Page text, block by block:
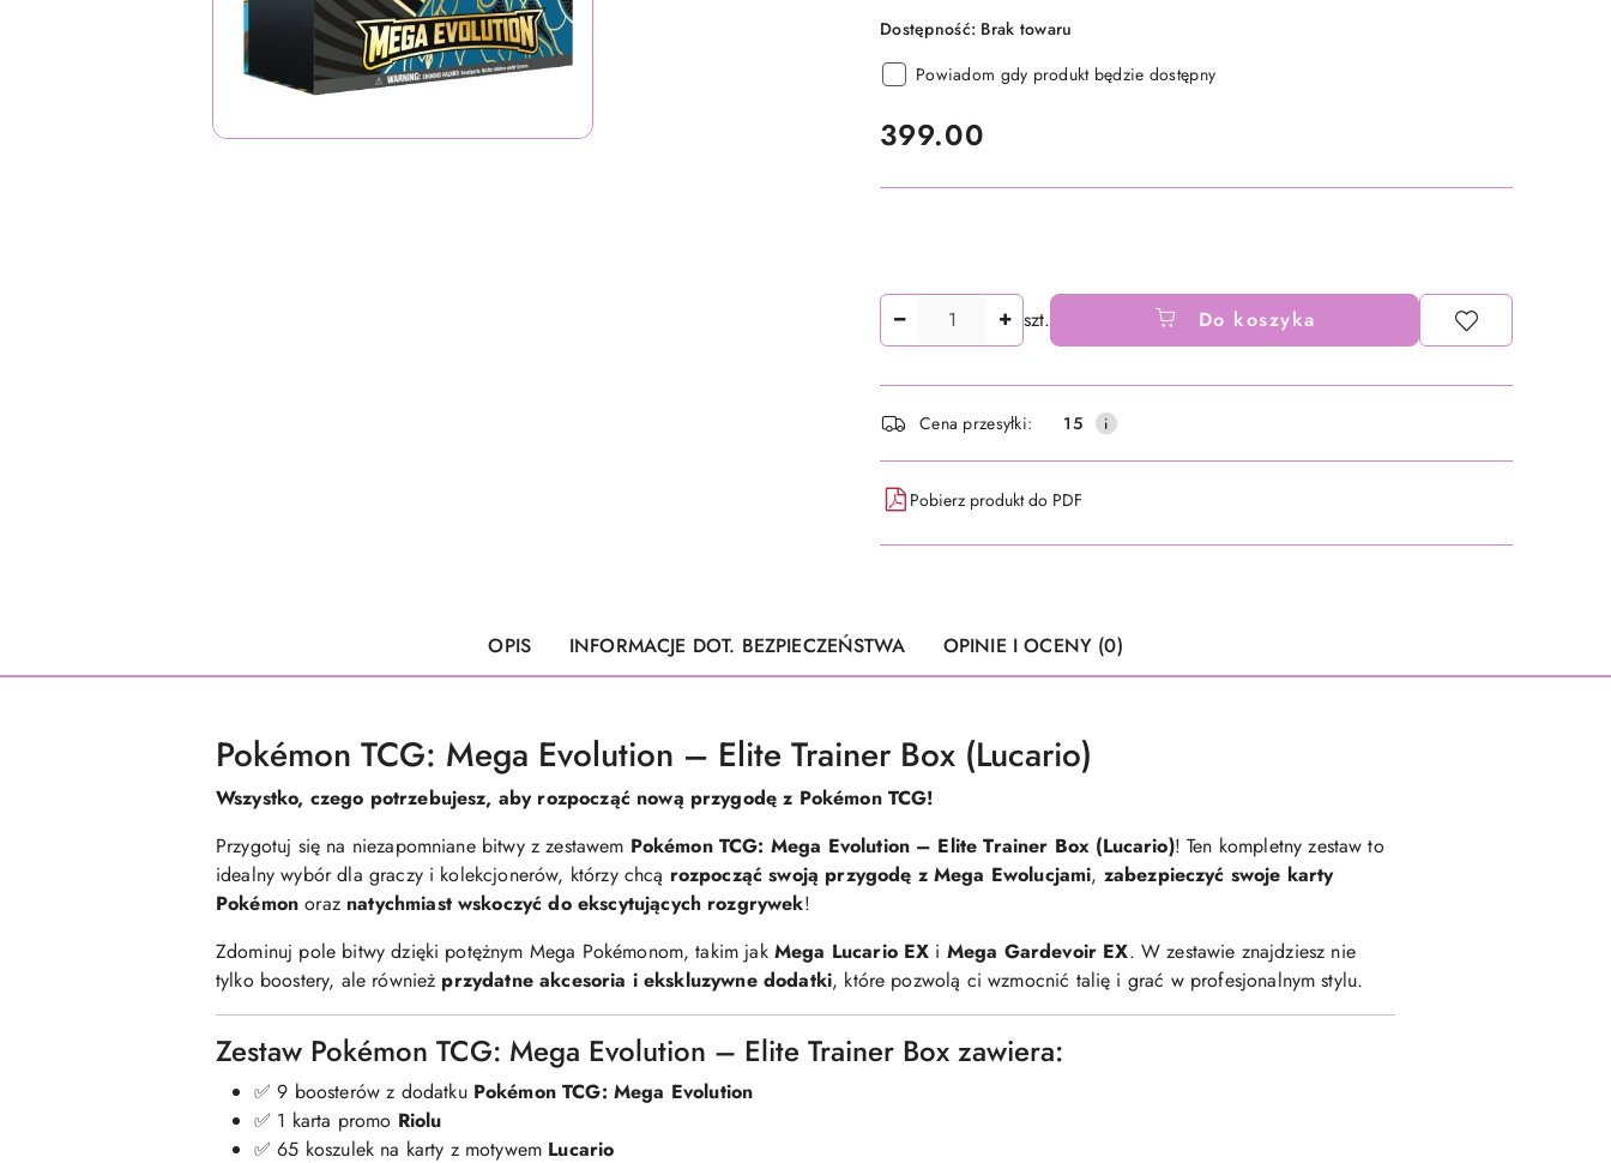
Dostępność: Brak towaru
Powiadom gdy produkt będzie dostępny
cena:
399.00
Ilość szt. Do koszyka
Dostępność
i
dostawa
Cena przesyłki: 15
Pobierz produkt do PDF
OPIS INFORMACJE DOT. BEZPIECZEŃSTWA OPINIE I OCENY (0)
Pokémon TCG: Mega Evolution – Elite Trainer Box (Lucario)
Wszystko, czego potrzebujesz, aby rozpocząć nową przygodę z Pokémon TCG!
Przygotuj się na niezapomniane bitwy z zestawem Pokémon TCG: Mega Evolution – Elite Trainer Box (Lucario)! Ten kompletny zestaw to
idealny wybór dla graczy i kolekcjonerów, którzy chcą rozpocząć swoją przygodę z Mega Ewolucjami, zabezpieczyć swoje karty
Pokémon oraz natychmiast wskoczyć do ekscytujących rozgrywek!
Zdominuj pole bitwy dzięki potężnym Mega Pokémonom, takim jak Mega Lucario EX i Mega Gardevoir EX. W zestawie znajdziesz nie
tylko boostery, ale również przydatne akcesoria i ekskluzywne dodatki, które pozwolą ci wzmocnić talię i grać w profesjonalnym stylu.
Zestaw Pokémon TCG: Mega Evolution – Elite Trainer Box zawiera:
✅ 9 boosterów z dodatku Pokémon TCG: Mega Evolution
✅ 1 karta promo Riolu
✅ 65 koszulek na karty z motywem Lucario